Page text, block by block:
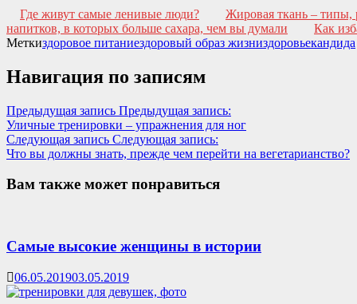
Где живут самые ленивые люди?
Жировая ткань – типы,
напитков, в которых больше сахара, чем вы думали
Как
Меткиздоровое питаниездоровый образ жизниздоровьекандида
Навигация по записям
Предыдущая запись Предыдущая запись:
Уличные тренировки – упражнения для ног
Следующая запись Следующая запись:
Что вы должны знать, прежде чем перейти на вегетарианство?
Вам также может понравиться
Самые высокие женщины в истории
06.05.201903.05.2019